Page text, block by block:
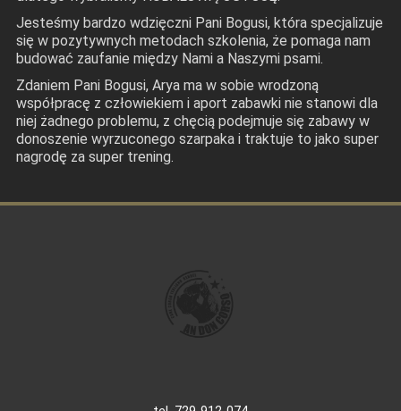
Jesteśmy bardzo wdzięczni Pani Bogusi, która specjalizuje
się w pozytywnych metodach szkolenia, że pomaga nam
budować zaufanie między Nami a Naszymi psami.
Zdaniem Pani Bogusi, Arya ma w sobie wrodzoną
współpracę z człowiekiem i aport zabawki nie stanowi dla
niej żadnego problemu, z chęcią podejmuje się zabawy w
donoszenie wyrzuconego szarpaka i traktuje to jako super
nagrodę za super trening.